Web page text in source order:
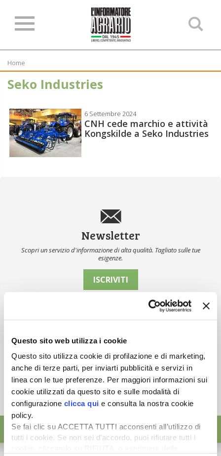
Questo sito web utilizza i cookie
Questo sito utilizza cookie di profilazione e di marketing,
anche di terze parti, per inviarti pubblicità e servizi in
linea con le tue preferenze. Per maggiori informazioni sui
cookie utilizzati da questo sito e sulle modalità di
configurazione clicca qui e consulta la nostra cookie
policy.
Se fai clic su ACCETTA TUTTI acconsenti all’utilizzo di
tutti i cookie. Se non sei d’accordo, puoi rifiutare tutti i
Home
Seko Industries
6 Settembre 2024
CNH cede marchio e attività
Kongskilde a Seko Industries
Newsletter
Scopri un servizio d'informazione di alta qualità. Tagliato sulle tue
esigenze.
ISCRIVITI